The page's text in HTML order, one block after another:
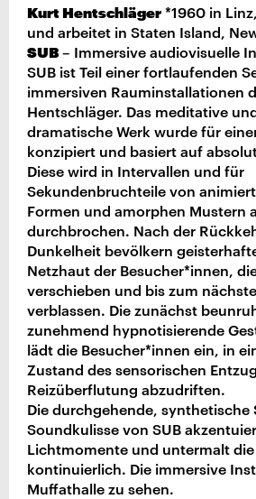
Kurt Hentschläger*1960 in
und arbeitet in Staten Island,
SUB– Immersive audiovisuelle
SUB ist Teil einer fortlaufenden
immersiven Rauminstallationen
Hentschläger. Das meditative
dramatische Werk wurde für
konzipiert und basiert auf
Diese wird in Intervallen und für
Sekundenbruchteile von
Formen und amorphen Mustern
durchbrochen. Nach der
Dunkelheit bevölkern
Netzhaut der Besucher*innen,
verschieben und bis zum
verblassen. Die zunächst
zunehmend hypnotisierende
lädt die Besucher*innen ein, in
Zustand des sensorischen
Reizüberflutung abzudriften.
Die durchgehende, synthetische
Soundkulisse von SUB
Lichtmomente und untermalt
kontinuierlich. Die immersive
Muffathalle zu sehen.